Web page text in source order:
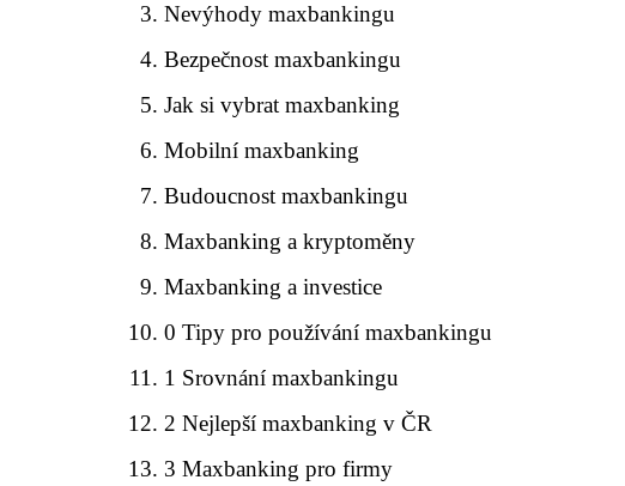
Nevýhody maxbankingu
Bezpečnost maxbankingu
Jak si vybrat maxbanking
Mobilní maxbanking
Budoucnost maxbankingu
Maxbanking a kryptoměny
Maxbanking a investice
0 Tipy pro používání maxbankingu
1 Srovnání maxbankingu
2 Nejlepší maxbanking v ČR
3 Maxbanking pro firmy